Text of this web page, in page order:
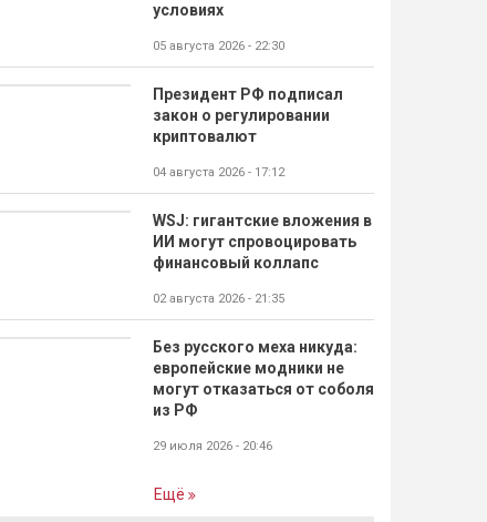
условиях
05 августа 2026 - 22:30
Президент РФ подписал
закон о регулировании
криптовалют
04 августа 2026 - 17:12
WSJ: гигантские вложения в
ИИ могут спровоцировать
финансовый коллапс
02 августа 2026 - 21:35
Без русского меха никуда:
европейские модники не
могут отказаться от соболя
из РФ
29 июля 2026 - 20:46
Ещё